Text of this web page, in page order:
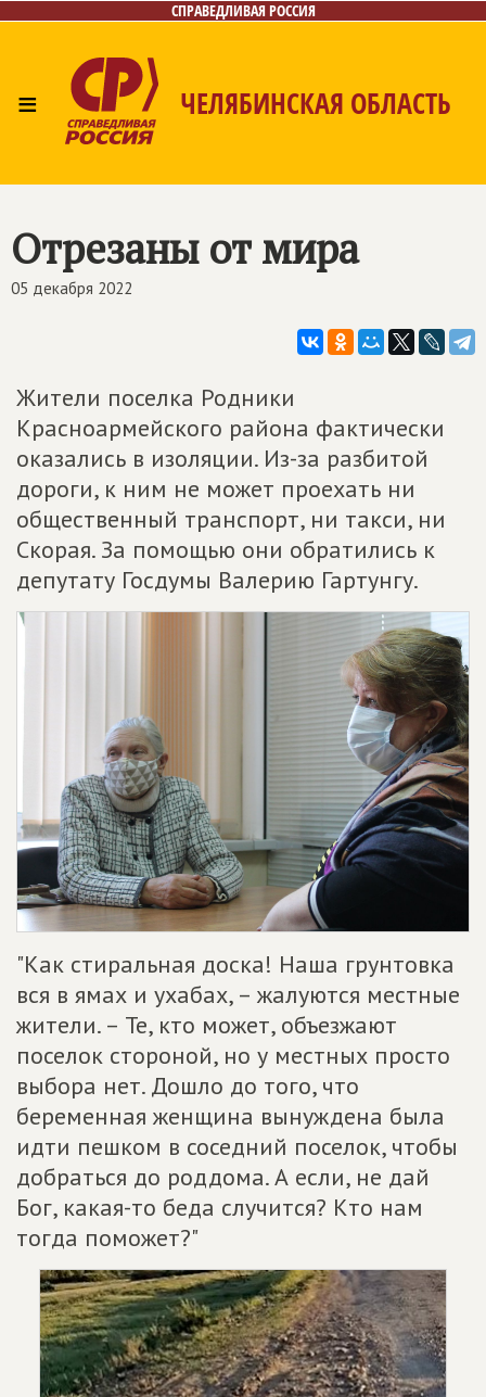
СПРАВЕДЛИВАЯ РОССИЯ
≡ ЧЕЛЯБИНСКАЯ ОБЛАСТЬ
Отрезаны от мира
05 декабря 2022
Жители поселка Родники
Красноармейского района фактически
оказались в изоляции. Из-за разбитой
дороги, к ним не может проехать ни
общественный транспорт, ни такси, ни
Скорая. За помощью они обратились к
депутату Госдумы Валерию Гартунгу.
"Как стиральная доска! Наша грунтовка
вся в ямах и ухабах, – жалуются местные
жители. – Те, кто может, объезжают
поселок стороной, но у местных просто
выбора нет. Дошло до того, что
беременная женщина вынуждена была
идти пешком в соседний поселок, чтобы
добраться до роддома. А если, не дай
Бог, какая-то беда случится? Кто нам
тогда поможет?"